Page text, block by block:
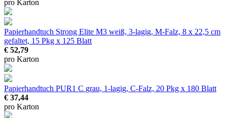
pro Karton
Papierhandtuch Strong Elite M3 weiß, 3-lagig, M-Falz, 8 x 22,5 cm
gefaltet, 15 Pkg x 125 Blatt
€ 52,79
pro Karton
Papierhandtuch PUR1 C grau, 1-lagig, C-Falz, 20 Pkg x 180 Blatt
€ 37,44
pro Karton